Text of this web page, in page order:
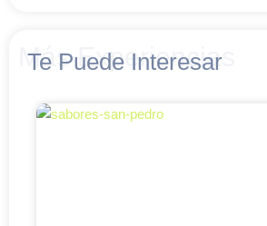
Más Experiencias
Te Puede Interesar